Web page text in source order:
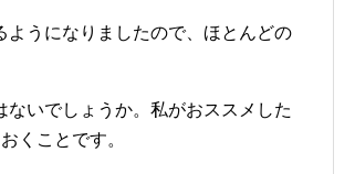
うになりましたので、ほとんどの
いでしょうか。私がおススメした
くことです。